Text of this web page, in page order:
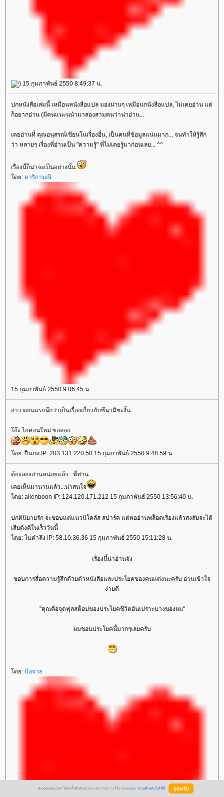
) 15 กุมภาพันธ์ 2550 8:49:37 น.
ปกหนังสือเล่มนี้ เหมือนหนังสือแปล มองผ่านๆ เหมือนกนังสือแปล, ไม่เคยอ่าน แต่
ก็อยากอ่าน (มีคนแนะนนำมาสองสามคนว่าน่าอ่าน...
เคยอ่านที่ คุณอนุสรณ์เขียนในเรื่องอื่น, เป็นคนที่ข้อมูลแน่นมาก... จนทำให้รู้สึก
ว่า หลายๆ เรื่องที่อ่านเป็น "ความรู้" ที่ไม่เคยรู้มาก่อนเลย... ^^
เรื่องนี้ก็น่าจะเป็นอย่างนั้น
ดย: ดาริกามณี
15 กุมภาพันธ์ 2550 9:06:45 น.
อ่าว ตอนแรกนึกว่าเป็นเรื่องเกี่ยวกับซึนามิซะงั้น
อ๊ะ ไอค่อนใหม่ ขอลอง
ดย: ปืนกล IP: 203.131.220.50 15 กุมภาพันธ์ 2550 9:48:59 น.
ต้องลองอ่านหน่อยแล้ว...พี่ท่าน....
เคยเห็นมานานแล้ว...น่าสนใจ
ดย: alienboon IP: 124.120.171.212 15 กุมภาพันธ์ 2550 13:56:40 น.
ปกตินิยายรัก จะชอบแต่แนวนิโคลัส สปาร์ค แต่พออ่านพล็อตเรื่องแล้วสงสัยจะได้
เสียตังคืในเร็ววันนี้
ดย: ใบตำลึง IP: 58.10.36.36 15 กุมภาพันธ์ 2550 15:11:28 น.
เรื่องนี้น่าอ่านจัง
ชอบการสื่อความรู้สึกด้วยตัวหนังสือและประโยคของคนแต่งนะครับ อ่านเข้าใจ
ง่ายดี
"คุณคือจุดฟุลสต็อปของประโยคชีวิตอันเปราะบางของผม"
ผมชอบประโยคนี้มากๆเลยครับ
ดย: ป้อจา
BlogGang.com ใช้คุกกี้เพื่อพัฒนาประสบการณ์การใช้งานของคุณ อ่านเพิ่มเติมได้ที่นี่